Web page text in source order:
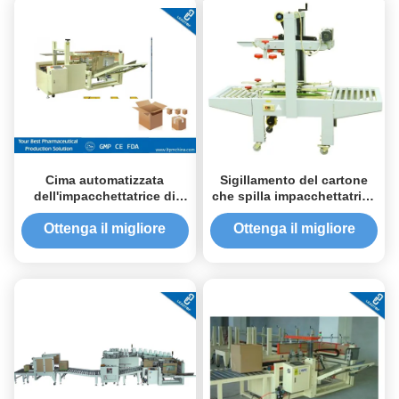
Cima automatizzata
dell'impacchettatrice di
chiusura delle casse del
tabacco + imballaggio
inferiore di nastro adesivo
Ottenga il migliore
Sigillamento del cartone
che spilla impacchettatrice
automatizzata per la
spillatura della scatola
Ottenga il migliore